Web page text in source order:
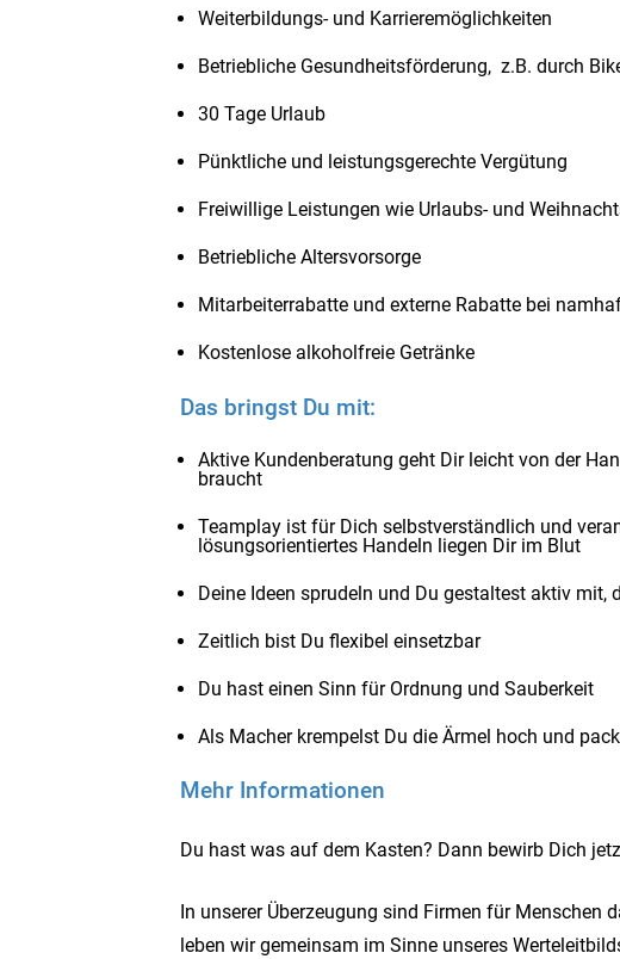
Weiterbildungs- und Karrieremöglichkeiten
Betriebliche Gesundheitsförderung, z.B. durch
30 Tage Urlaub
Pünktliche und leistungsgerechte Vergütung
Freiwillige Leistungen wie Urlaubs- und
Betriebliche Altersvorsorge
Mitarbeiterrabatte und externe Rabatte bei
Kostenlose alkoholfreie Getränke
Das bringst Du mit:
Aktive Kundenberatung geht Dir leicht von der
braucht
Teamplay ist für Dich selbstverständlich und
lösungsorientiertes Handeln liegen Dir im Blut
Deine Ideen sprudeln und Du gestaltest aktiv
Zeitlich bist Du flexibel einsetzbar
Du hast einen Sinn für Ordnung und Sauberkeit
Als Macher krempelst Du die Ärmel hoch und
Mehr Informationen
Du hast was auf dem Kasten? Dann bewirb Dich
In unserer Überzeugung sind Firmen für Menschen
leben wir gemeinsam im Sinne unseres